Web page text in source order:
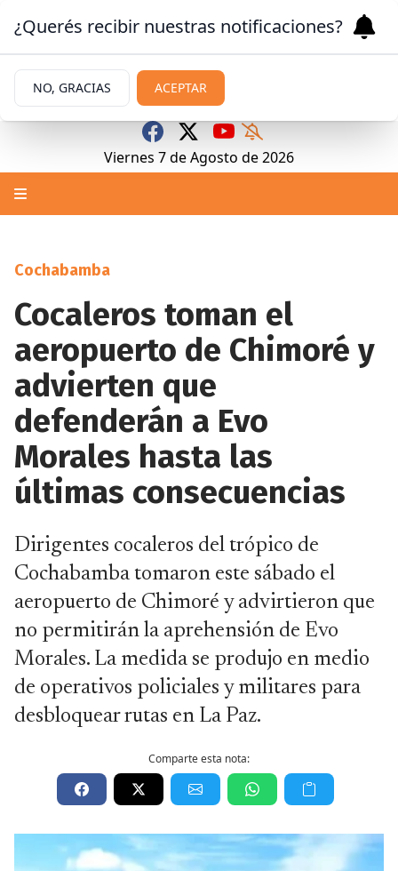
Viernes 7deAgosto de 2026
Cochabamba
Cocaleros toman el
aeropuerto de Chimoré y
advierten que
defenderán a Evo
Morales hasta las
últimas consecuencias
Dirigentes cocaleros del trópico de
Cochabamba tomaron este sábado el
aeropuerto de Chimoré y advirtieron que
no permitirán la aprehensión de Evo
Morales. La medida se produjo en medio
de operativos policiales y militares para
desbloquear rutas en La Paz.
Comparte esta nota:
¿Querés recibir nuestras notificaciones?
NO, GRACIAS ACEPTAR